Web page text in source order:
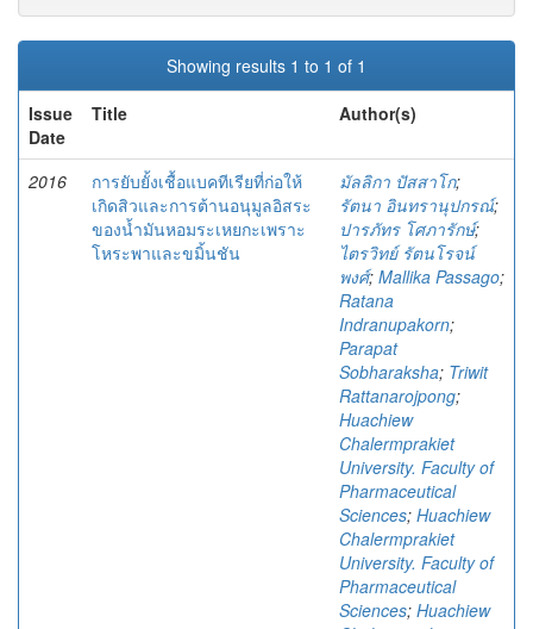
Showing results 1 to 1 of 1
Issue
Date
Title Author(s)
2016
การยับยั้งเชื้อแบคทีเรียที่ก่อให้
เกิดสิวและการต้านอนุมูลอิสระ
ของน้ำมันหอมระเหยกะเพราะ
โหระพาและขมิ้นชัน
มัลลิกา ปัสสาโก;
รัตนา อินทรานุปกรณ์;
ปารภัทร โศภารักษ์;
ไตรวิทย์ รัตนโรจน์
พงศ์; Mallika Passago;
Ratana
Indranupakorn;
Parapat
Sobharaksha; Triwit
Rattanarojpong;
Huachiew
Chalermprakiet
University. Faculty of
Pharmaceutical
Sciences; Huachiew
Chalermprakiet
University. Faculty of
Pharmaceutical
Sciences; Huachiew